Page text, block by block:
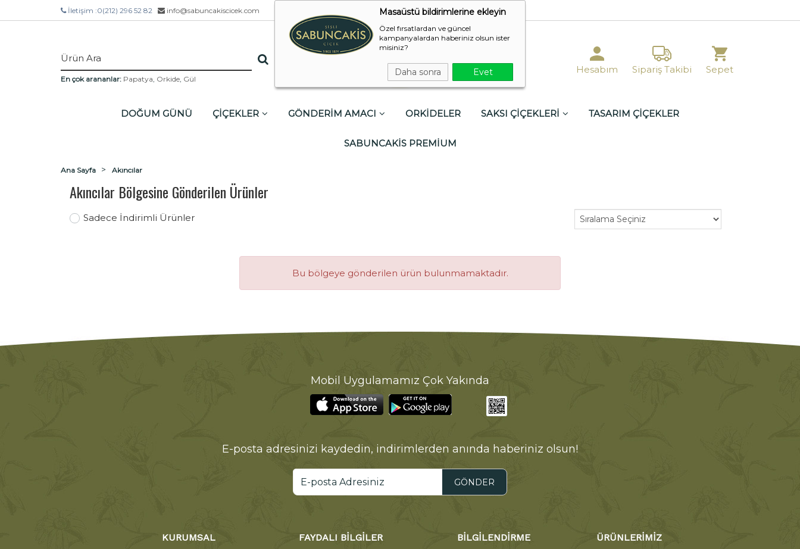
Masaüstü bildirimlerine ekleyin
Özel fırsatlardan ve güncel
kampanyalardan haberiniz olsun ister
misiniz?
Daha sonra Evet
İletişim :0(212) 296 52 82 info@sabuncakiscicek.com
En çok arananlar: Papatya, Orkide, Gül
Hesabım Sipariş Takibi Sepet
DOĞUM GÜNÜ ÇİÇEKLER GÖNDERİM AMACI ORKİDELER SAKSI ÇİÇEKLERİ TASARIM ÇİÇEKLER
SABUNCAKİS PREMİUM
Ana Sayfa Akıncılar
Akıncılar Bölgesine Gönderilen Ürünler
Sadece İndirimli Ürünler
Bu bölgeye gönderilen ürün bulunmamaktadır.
Mobil Uygulamamız Çok Yakında
E-posta adresinizi kaydedin, indirimlerden anında haberiniz olsun!
GÖNDER
KURUMSAL FAYDALI BİLGİLER BİLGİLENDİRME ÜRÜNLERİMİZ